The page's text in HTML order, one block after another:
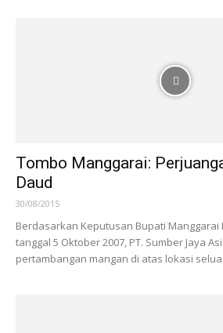
Tombo Manggarai:
Daud
30/08/2015
Berdasarkan Keputusan Bupati Manggarai
tanggal 5 Oktober 2007, PT. Sumber Jaya
pertambangan mangan di atas lokasi